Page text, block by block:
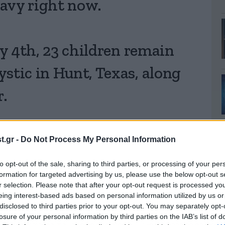
- Do Not Process My Personal Information
opt-out of the sale, sharing to third parties, or processing of your
for targeted advertising by us, please use the below opt-out
selection. Please note that after your opt-out request is processed
interest-based ads based on personal information utilized by us
to third parties prior to your opt-out. You may separately
of your personal information by third parties on the IAB’s list of
right now.
4th, 23 children remain
in Hunt, Texas, along
their families, everyone
and all the brave first